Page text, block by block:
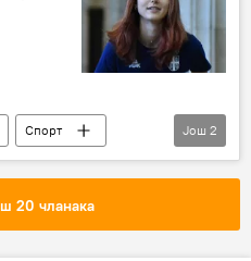
Спорт
Још 2
20 чланака